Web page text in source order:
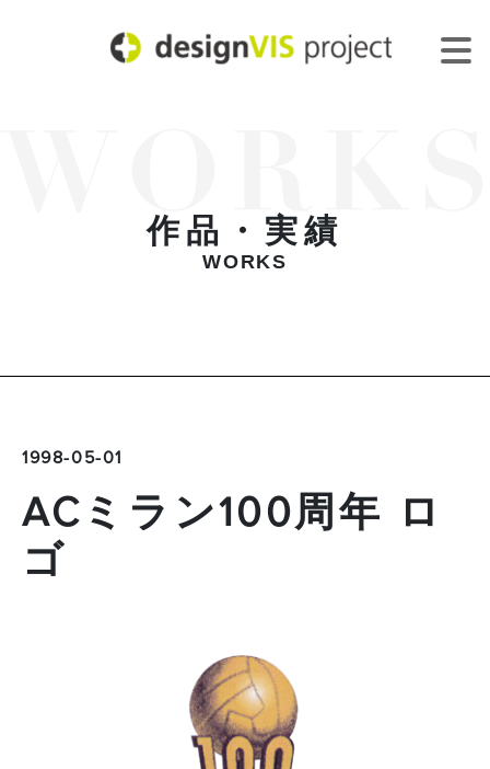
作品・実績
WORKS
1998-05-01
ACミラン100周年 ロ
ゴ